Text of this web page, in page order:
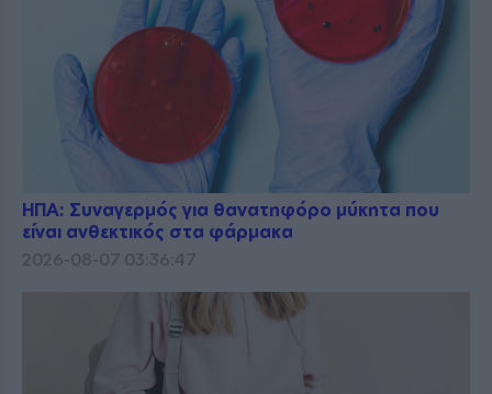
ΗΠΑ: Συναγερμός για θανατηφόρο μύκητα που
είναι ανθεκτικός στα φάρμακα
2026-08-07 03:36:47